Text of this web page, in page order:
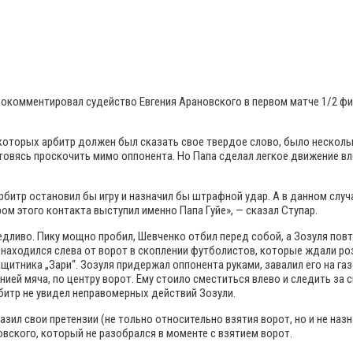
судейство Евгения Арановского в первом матче 1/2
арбитр должен был сказать свое твердое слово, было
проскочить мимо оппонента. Но Папа сделал легкое движение
остановил бы игру и назначил бы штрафной удар. А в данном
этого контакта выступил именно Папа Гуйе», — сказал Ступар.
Пику мощно пробил, Шевченко отбил перед собой, а Зозуля
слева от ворот в скоплении футболистов, которые ждали
„Зари“. Зозуля придержал оппонента руками, завалил его на
мяча, по центру ворот. Ему стоило сместиться влево и следить
не увидел неправомерных действий Зозули.
свои претензии (не тольно относительно взятия ворот, но и не
который не разобрался в моменте с взятием ворот.